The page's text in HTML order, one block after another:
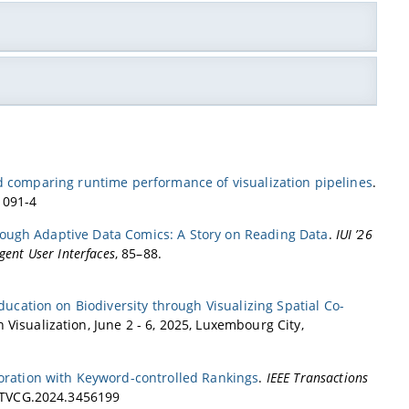
Search with PURE suggest”
Set Intersection Graphs”
along Software Versions”
(since 2023)
(VSSP 2018)
comparing runtime performance of visualization pipelines.
4
Adaptive Data Comics: A Story on Reading Data. IUI ’26
User Interfaces, 85–88.
on Biodiversity through Visualizing Spatial Co-
June 2 - 6, 2025, Luxembourg City,
with Keyword-controlled Rankings. IEEE Transactions